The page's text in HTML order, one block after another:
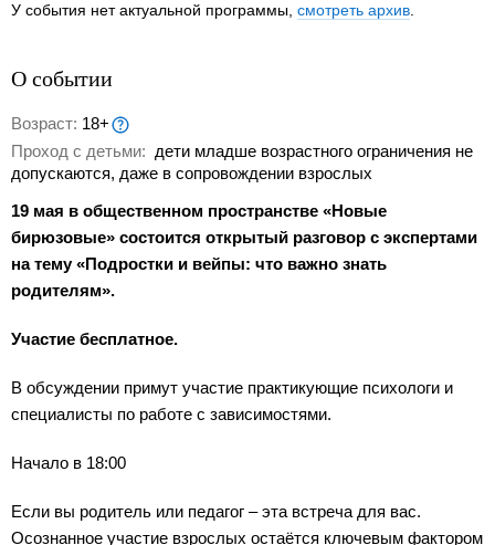
У события нет актуальной программы, смотреть архив
О событии
Возраст: 18+
Проход с детьми: дети младше возрастного ограничения не
допускаются, даже в сопровождении взрослых
19 мая в общественном пространстве «Новые
бирюзовые» состоится открытый разговор с экспертами
на тему «Подростки и вейпы: что важно знать
родителям».
Участие бесплатное.
В обсуждении примут участие практикующие психологи и
специалисты по работе с зависимостями.
Начало в 18:00
Если вы родитель или педагог – эта встреча для вас.
Осознанное участие взрослых остаётся ключевым фактором